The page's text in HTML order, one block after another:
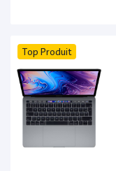
Top Produit